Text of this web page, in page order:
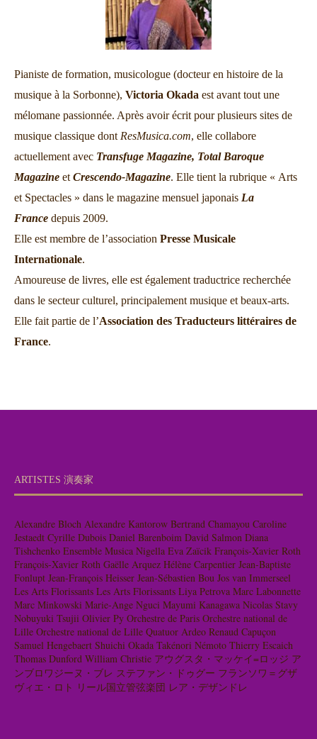
Pianiste de formation, musicologue (docteur en histoire de la
musique à la Sorbonne), Victoria Okada est avant tout une
mélomane passionnée. Après avoir écrit pour plusieurs sites de
musique classique dont ResMusica.com, elle collabore
actuellement avec Transfuge Magazine, Total Baroque
Magazine et Crescendo-Magazine. Elle tient la rubrique « Arts
et Spectacles » dans le magazine mensuel japonais La
France depuis 2009.
Elle est membre de l’association Presse Musicale
Internationale.
Amoureuse de livres, elle est également traductrice recherchée
dans le secteur culturel, principalement musique et beaux-arts.
Elle fait partie de l’Association des Traducteurs littéraires de
France.
ARTISTES 演奏家
Alexandre Bloch Alexandre Kantorow Bertrand Chamayou Caroline
Jestaedt Cyrille Dubois Daniel Barenboim David Salmon Diana
Tishchenko Ensemble Musica Nigella Eva Zaïcik François-Xavier Roth
François-Xavier Roth Gaëlle Arquez Hélène Carpentier Jean-Baptiste
Fonlupt Jean-François Heisser Jean-Sébastien Bou Jos van Immerseel
Les Arts Florissants Les Arts Florissants Liya Petrova Marc Labonnette
Marc Minkowski Marie-Ange Nguci Mayumi Kanagawa Nicolas Stavy
Nobuyuki Tsujii Olivier Py Orchestre de Paris Orchestre national de
Lille Orchestre national de Lille Quatuor Ardeo Renaud Capuçon
Samuel Hengebaert Shuichi Okada Takénori Némoto Thierry Escaich
Thomas Dunford William Christie アウグスタ・マッケイ=ロッジ ア
ンブロワジーヌ・ブレ ステファン・ドゥグー フランソワ＝グザ
ヴィエ・ロト リール国立管弦楽団 レア・デザンドレ